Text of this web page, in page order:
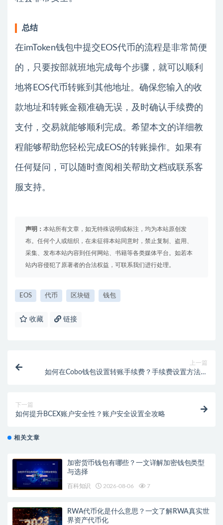
总结
在imToken钱包中提交EOS代币的流程是非常简便
的，只要按部就班地完成每个步骤，就可以顺利
地将EOS代币转账到其他地址。确保您输入的收
款地址和转账金额准确无误，及时确认手续费的
支付，交易就能够顺利完成。希望本文的详细教
程能够帮助您轻松完成EOS的转账操作。如果有
任何疑问，可以随时查阅相关帮助文档或联系客
服支持。
声明： 本站所有文章，如无特殊说明或标注，均为本站原创发
布。任何个人或组织，在未征得本站同意时，禁止复制、盗用、
采集、发布本站内容到任何网站、书籍等各类媒体平台。如若本
站内容侵犯了原著者的合法权益，可联系我们进行处理。
EOS 代币 区块链 钱包
收藏 链接
上一篇
如何在Cobo钱包设置转账手续费？手续费设置方法讲
下一篇
如何提升BCEX账户安全性？账户安全设置全攻略
相关文章
加密货币钱包有哪些？一文详解加密钱包类型
与选择
百科知识 2026-08-06 7
RWA代币化是什么意思？一文了解RWA真实世
界资产代币化